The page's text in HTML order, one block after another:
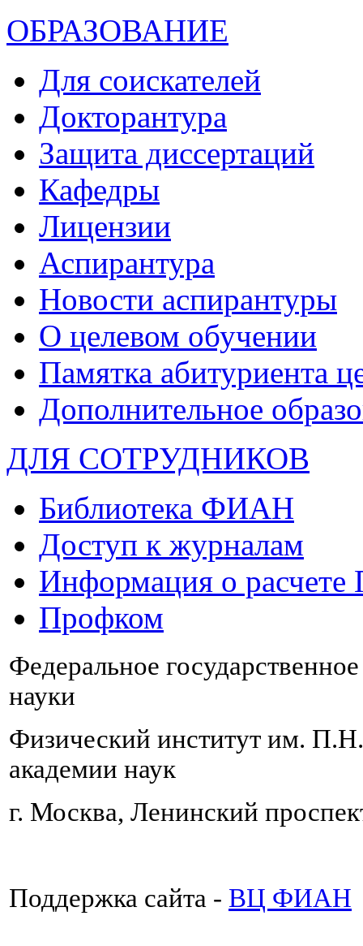
ОБРАЗОВАНИЕ
Для соискателей
Докторантура
Защита диссертаций
Кафедры
Лицензии
Аспирантура
Новости аспирантуры
О целевом обучении
Памятка абитуриента
Дополнительное
ДЛЯ СОТРУДНИКОВ
Библиотека ФИАН
Доступ к журналам
Информация о
Профком
Федеральное
науки
Физический институт им.
академии наук
г. Москва, Ленинский
Поддержка сайта - ВЦ ФИАН